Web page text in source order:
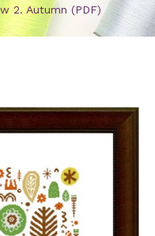
2. Autumn (PDF)